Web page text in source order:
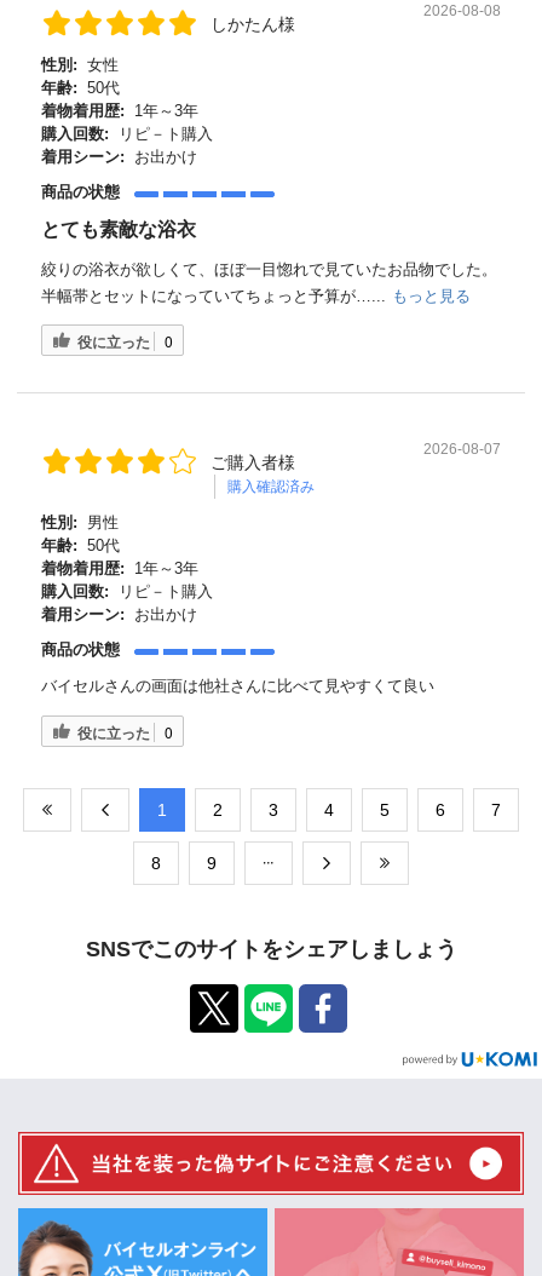
しかたん様
2026-08-08
性別: 女性
年齢: 50代
着物着用歴:
1年～3年
購入回数:
リピ－ト購入
着用シーン:
お出かけ
商品の状態
とても素敵な浴衣
絞りの浴衣が欲しくて、ほぼ一目惚れで見ていたお品物でした。
半幅帯とセットになっていてちょっと予算が…...
もっと見る
役に立った 0
ご購入者様
購入確認済み
2026-08-07
性別:
男性
年齢: 50代
着物着用歴:
1年～3年
購入回数:
リピ－ト購入
着用シーン:
お出かけ
商品の状態
バイセルさんの画面は他社さんに比べて見やすくて良い
役に立った 0
​1 ​2 ​3 ​4 ​5 ​6 ​7
​8 ​9
SNSでこのサイトをシェアしましょう